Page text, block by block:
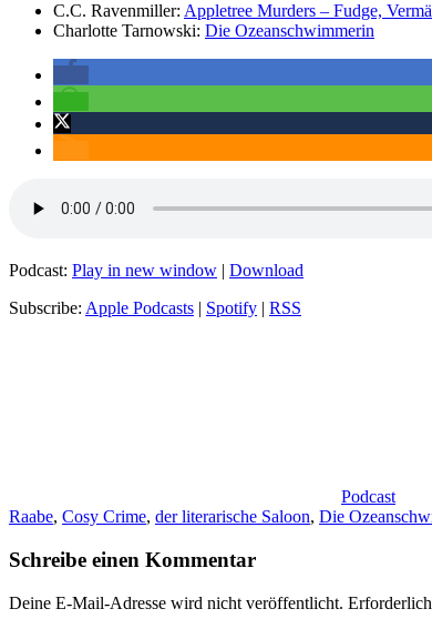
C.C. Ravenmiller: Appletree Murders – Fudge,
Charlotte Tarnowski: Die Ozeanschwimmerin
Podcast: Play in new window | Download
Subscribe: Apple Podcasts | Spotify | RSS
Podcast
Raabe, Cosy Crime, der literarische Saloon, Die
Schreibe einen Kommentar
Deine E-Mail-Adresse wird nicht veröffentlicht.